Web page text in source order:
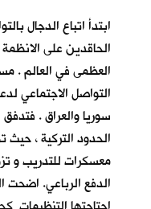
ابتدأ اتباع الدجال
الحاقدين على
العظمى في العالم .
التواصل الاجتماعي
سوريا والعراق .
الحدود التركية ،
معسكرات للتدريب و
الدفع الرباعي. اضحت